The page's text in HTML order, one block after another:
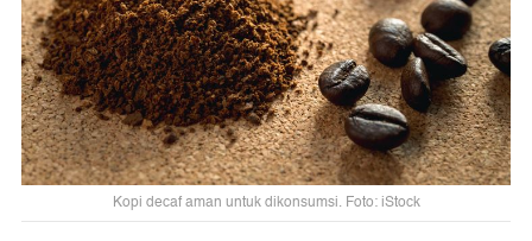
Kopi decaf aman untuk dikonsumsi. Foto: iStock